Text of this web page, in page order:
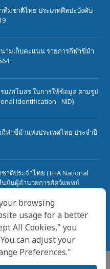
มชาติไทย ประเภทศิลปะบังคับ
ามเก็บคะแนน รายการกีฬาขี่ม้า
ม/สโมสร ในการให้ข้อมูล ตามรูป
Identification - NID)
ฬาขี่ม้าแห่งประเทศไทย ประจำปี
ติประจำไทย (THA National
นยันผู้อำนวยการสัตว์แพทย์
browsing
usage for a better
All Cookies," you
can adjust your
Preferences."